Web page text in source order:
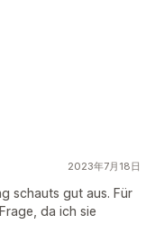
2023年7月18日
schauts gut aus. Für
da ich sie